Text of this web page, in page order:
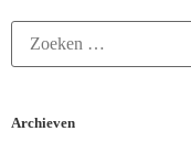
Archieven